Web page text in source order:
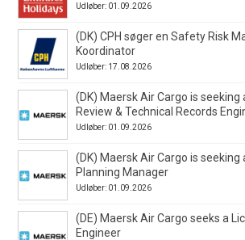
Udløber: 01.09.2026
(DK) CPH søger en Safety Risk
Koordinator
Udløber: 17.08.2026
(DK) Maersk Air Cargo is
Review & Technical Records
Udløber: 01.09.2026
(DK) Maersk Air Cargo is
Planning Manager
Udløber: 01.09.2026
(DE) Maersk Air Cargo seeks a
Engineer